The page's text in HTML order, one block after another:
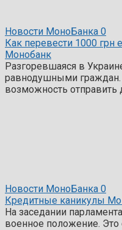
Новости МоноБанка 0
Как перевести 1000
Монобанк
Разгоревшаяся в
равнодушными граждан.
возможность отправить
Новости МоноБанка 0
Кредитные каникулы
На заседании
военное положение. Это